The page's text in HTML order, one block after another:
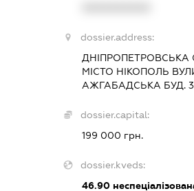
dossier.address:
ДНІПРОПЕТРОВСЬКА
МІСТО НІКОПОЛЬ
АЖГАБАДСЬКА БУД.
dossier.capital:
199 000 грн.
dossier.kveds:
46.90